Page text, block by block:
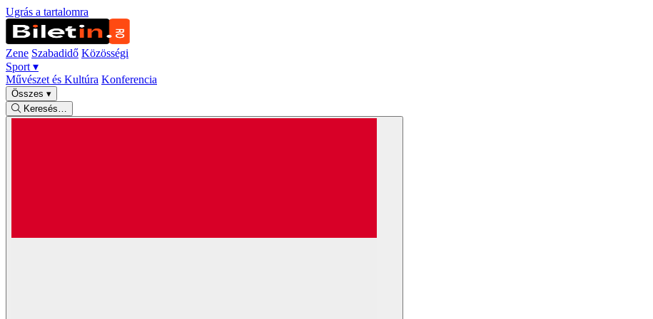
Ugrás a tartalomra
Zene Szabadidő Közösségi
Sport ▾
Művészet és Kultúra Konferencia
Összes ▾
Keresés…